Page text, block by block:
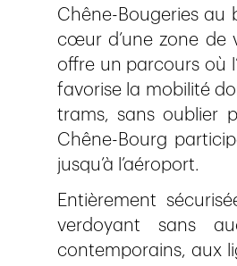
Chêne-Bougeries au
cœur d’une zone de
offre un parcours où
favorise la mobilité
trams, sans oublier
Chêne-Bourg
jusqu’à l’aéroport.
Entièrement
verdoyant sans
contemporains, aux